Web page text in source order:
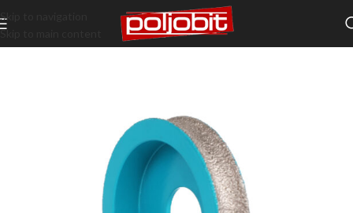
Skip to navigation
Skip to main content